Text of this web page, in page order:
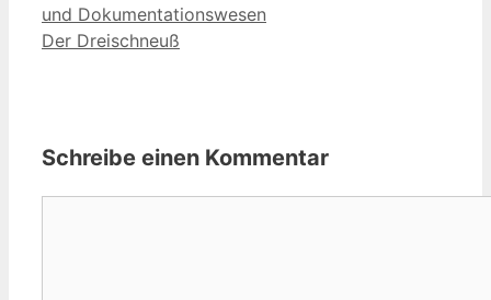
und Dokumentationswesen
Der Dreischneuß
Schreibe einen Kommentar